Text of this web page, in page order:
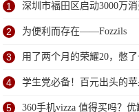
1 深圳市福田区启动3000万
2 为便利而存在——Fozzils
3 用了两个月的荣耀20，憋
4 学生党必备！百元出头的
5 360手机vizza 值得买吗？